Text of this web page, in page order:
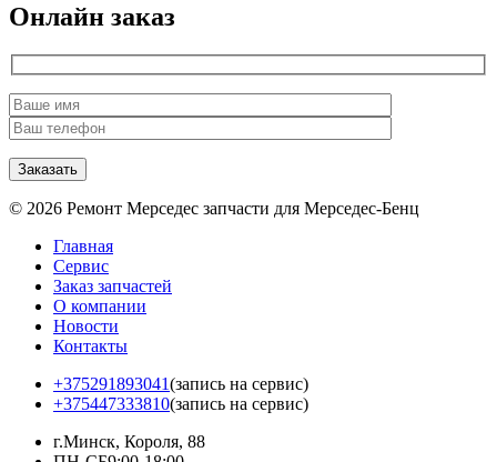
Онлайн заказ
© 2026 Ремонт Мерседес запчасти для Мерседес-Бенц
Главная
Сервис
Заказ запчастей
О компании
Новости
Контакты
+375291893041(запись на сервис)
+375447333810(запись на сервис)
г.Минск, Короля, 88